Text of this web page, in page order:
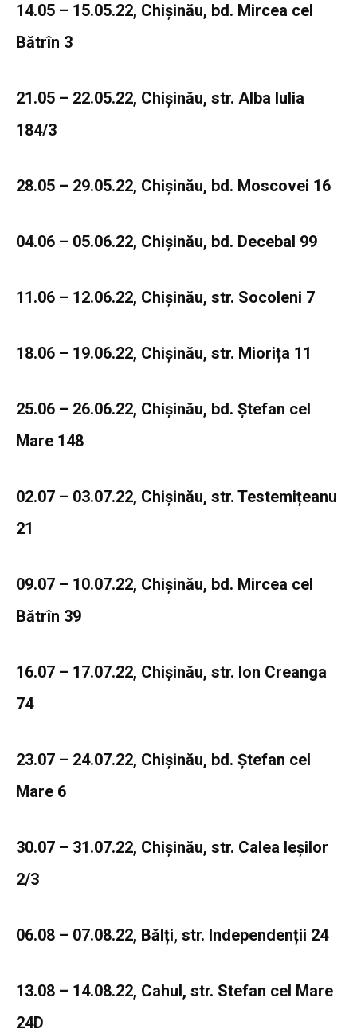
14.05 – 15.05.22, Chișinău, bd. Mircea cel
Bătrîn 3
21.05 – 22.05.22, Chișinău, str. Alba Iulia
184/3
28.05 – 29.05.22, Chișinău, bd. Moscovei 16
04.06 – 05.06.22, Chișinău, bd. Decebal 99
11.06 – 12.06.22, Chișinău, str. Socoleni 7
18.06 – 19.06.22, Chișinău, str. Miorița 11
25.06 – 26.06.22, Chișinău, bd. Ștefan cel
Mare 148
02.07 – 03.07.22, Chișinău, str. Testemițeanu
21
09.07 – 10.07.22, Chișinău, bd. Mircea cel
Bătrîn 39
16.07 – 17.07.22, Chișinău, str. Ion Creanga
74
23.07 – 24.07.22, Chișinău, bd. Ștefan cel
Mare 6
30.07 – 31.07.22, Chișinău, str. Calea Ieșilor
2/3
06.08 – 07.08.22, Bălți, str. Independenții 24
13.08 – 14.08.22, Cahul, str. Stefan cel Mare
24D